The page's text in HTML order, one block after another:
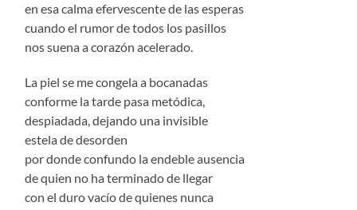
en esa calma efervescente de las esperas
cuando el rumor de todos los pasillos
nos suena a corazón acelerado.
La piel se me congela a bocanadas
conforme la tarde pasa metódica,
despiadada, dejando una invisible
estela de desorden
por donde confundo la endeble ausencia
de quien no ha terminado de llegar
con el duro vacío de quienes nunca